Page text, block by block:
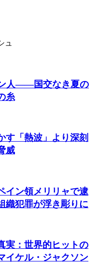
ュ
人――国交なき夏の
糸
す「熱波」より深刻
威
イン領メリリャで逮
織犯罪が浮き彫りに
実：世界的ヒットの
イケル・ジャクソン